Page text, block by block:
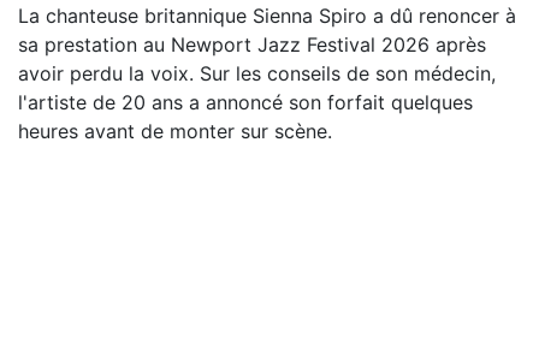
La chanteuse britannique Sienna Spiro a dû renoncer à
sa prestation au Newport Jazz Festival 2026 après
avoir perdu la voix. Sur les conseils de son médecin,
l'artiste de 20 ans a annoncé son forfait quelques
heures avant de monter sur scène.